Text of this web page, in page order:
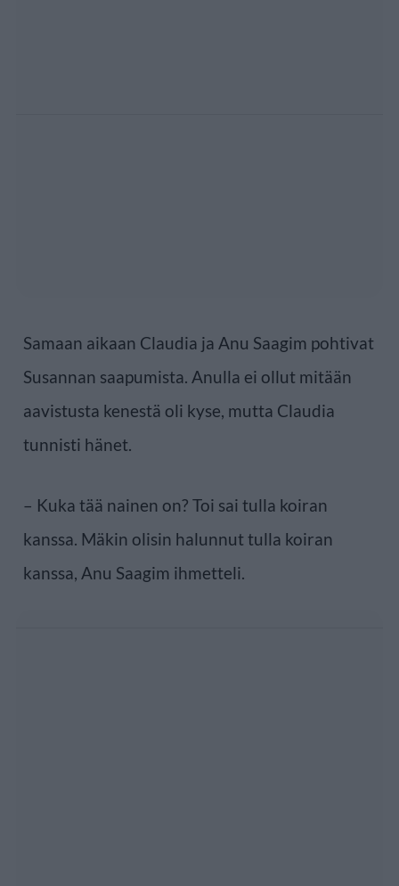
Samaan aikaan Claudia ja Anu Saagim pohtivat
Susannan saapumista. Anulla ei ollut mitään
aavistusta kenestä oli kyse, mutta Claudia
tunnisti hänet.
– Kuka tää nainen on? Toi sai tulla koiran
kanssa. Mäkin olisin halunnut tulla koiran
kanssa, Anu Saagim ihmetteli.